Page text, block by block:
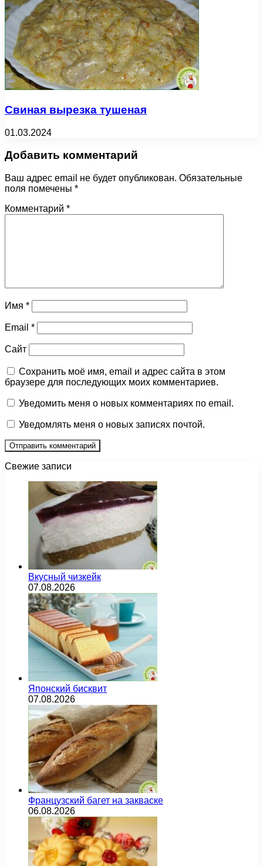
Свиная вырезка тушеная
01.03.2024
Добавить комментарий
Ваш адрес email не будет опубликован. Обязательные
поля помечены *
Комментарий *
Имя *
Email *
Сайт
Сохранить моё имя, email и адрес сайта в этом
браузере для последующих моих комментариев.
Уведомить меня о новых комментариях по email.
Уведомлять меня о новых записях почтой.
Свежие записи
Вкусный чизкейк
07.08.2026
Японский бисквит
07.08.2026
Французский багет на закваске
06.08.2026